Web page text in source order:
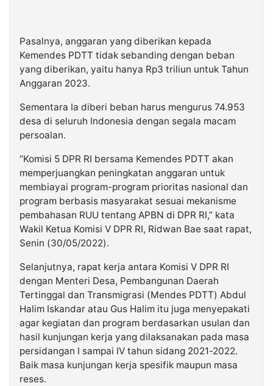
Pasalnya, anggaran yang diberikan kepada
Kemendes PDTT tidak sebanding dengan beban
yang diberikan, yaitu hanya Rp3 triliun untuk Tahun
Anggaran 2023.
Sementara Ia diberi beban harus mengurus 74.953
desa di seluruh Indonesia dengan segala macam
persoalan.
“Komisi 5 DPR RI bersama Kemendes PDTT akan
memperjuangkan peningkatan anggaran untuk
membiayai program-program prioritas nasional dan
program berbasis masyarakat sesuai mekanisme
pembahasan RUU tentang APBN di DPR RI,” kata
Wakil Ketua Komisi V DPR RI, Ridwan Bae saat rapat,
Senin (30/05/2022).
Selanjutnya, rapat kerja antara Komisi V DPR RI
dengan Menteri Desa, Pembangunan Daerah
Tertinggal dan Transmigrasi (Mendes PDTT) Abdul
Halim Iskandar atau Gus Halim itu juga menyepakati
agar kegiatan dan program berdasarkan usulan dan
hasil kunjungan kerja yang dilaksanakan pada masa
persidangan I sampai IV tahun sidang 2021-2022.
Baik masa kunjungan kerja spesifik maupun masa
reses.